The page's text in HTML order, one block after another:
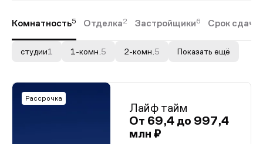
Комнатность5 Отделка2 Застройщики6 Срок сдачи
студии1 1-комн. 5 2-комн. 5 Показать ещё
Рассрочка
Лайф тайм
От 69,4 до 997,4
млн ₽